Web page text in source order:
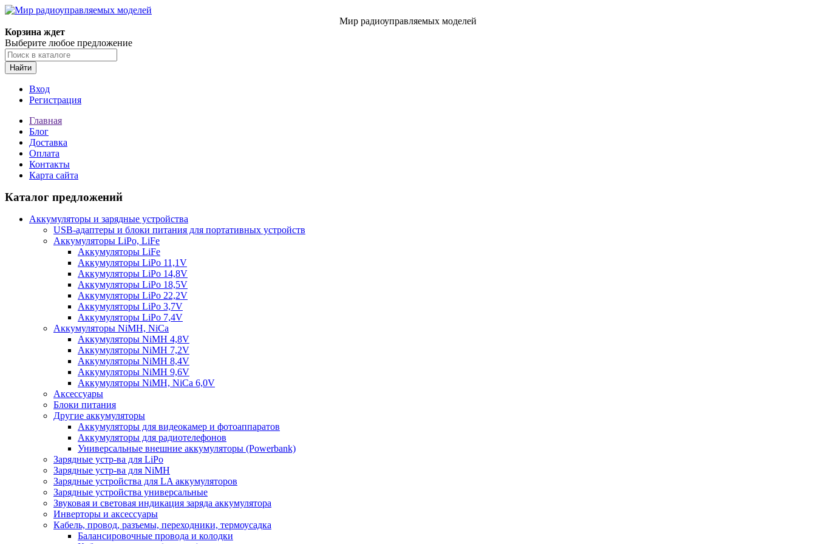
Мир радиоуправляемых моделей
Корзина ждет
Выберите любое предложение
Найти
Вход
Регистрация
Главная
Блог
Доставка
Оплата
Контакты
Карта сайта
Каталог предложений
Аккумуляторы и зарядные устройства
USB-адаптеры и блоки питания для портативных устройств
Аккумуляторы LiPo, LiFe
Аккумуляторы LiFe
Аккумуляторы LiPo 11,1V
Аккумуляторы LiPo 14,8V
Аккумуляторы LiPo 18,5V
Аккумуляторы LiPo 22,2V
Аккумуляторы LiPo 3,7V
Аккумуляторы LiPo 7,4V
Аккумуляторы NiMH, NiCa
Аккумуляторы NiMH 4,8V
Аккумуляторы NiMH 7,2V
Аккумуляторы NiMH 8,4V
Аккумуляторы NiMH 9,6V
Аккумуляторы NiMH, NiCa 6,0V
Аксессуары
Блоки питания
Другие аккумуляторы
Аккумуляторы для видеокамер и фотоаппаратов
Аккумуляторы для радиотелефонов
Универсальные внешние аккумуляторы (Powerbank)
Зарядные устр-ва для LiPo
Зарядные устр-ва для NiMH
Зарядные устройства для LA аккумуляторов
Зарядные устройства универсальные
Звуковая и световая индикация заряда аккумулятора
Инверторы и аксессуары
Кабель, провод, разъемы, переходники, термоусадка
Балансировочные провода и колодки